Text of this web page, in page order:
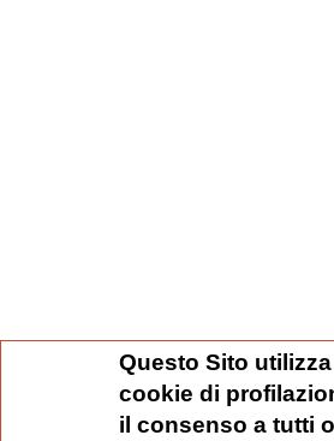
Questo Sito
cookie di
il consenso a tutti